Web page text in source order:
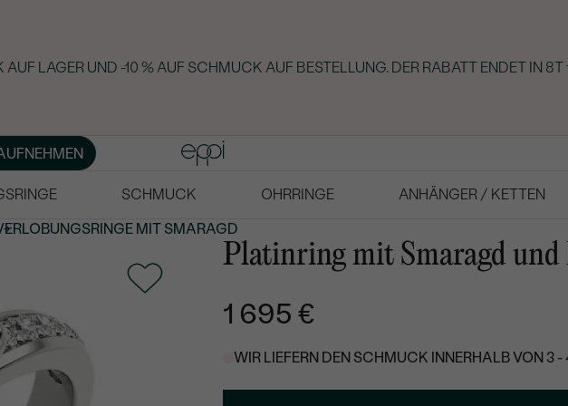
LAGER UND -10 % AUF SCHMUCK AUF BESTELLUNG. DER RABATT ENDET IN 8T
SCHMUCK OHRRINGE ANHÄNGER / KETTEN
MIT SMARAGD
Platinring mit Smaragd und
1 695 €
WIR LIEFERN DEN SCHMUCK INNERHALB VON 3 -